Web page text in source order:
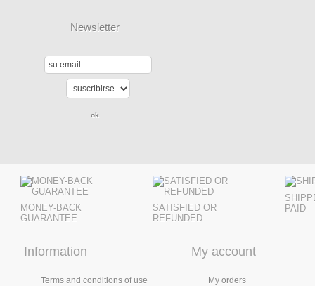
Newsletter
MONEY-BACK
GUARANTEE
SATISFIED OR
REFUNDED
PAID
Information
Terms and conditions of use
My account
My orders